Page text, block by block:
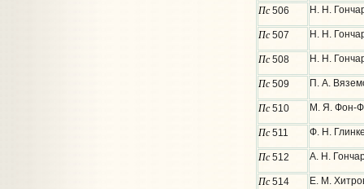
Пс506 Н. Н.
Пс507 Н. Н.
Пс508 Н. Н.
Пс509 П. А.
Пс510 М. Я. Фон-
Пс511 Ф. Н.
Пс512 А. Н.
Пс514 Е. М.